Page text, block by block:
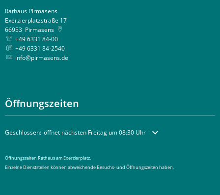
Rathaus Pirmasens
Exerzierplatzstraße 17
66953 Pirmasens
+49 6331 84-00
+49 6331 84-2540
info@pirmasens.de
Öffnungszeiten
Klicken, um weitere Öffnungs- oder Schließzeiten auszublenden
Geschlossen: öffnet nächsten Freitag um 08:30 Uhr
Öffnungszeiten Rathaus am Exerzierplatz.
Einzelne Dienststellen können abweichende Besuchs- und Öffnungszeiten haben.